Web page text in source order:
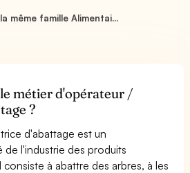
même famille Alimentai...
métier d'opérateur /
?
d'abattage est un
l'industrie des produits
à abattre des arbres, à les